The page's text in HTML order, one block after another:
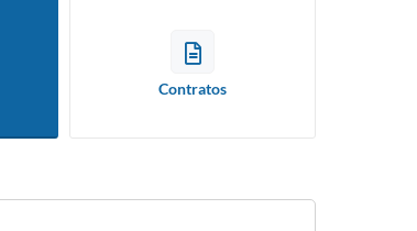
Contratos